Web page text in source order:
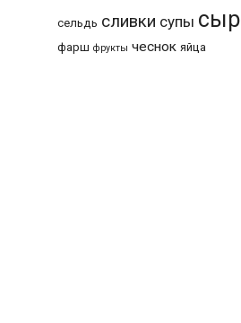
сельдь сливки супы сыр
фарш фрукты чеснок яйца